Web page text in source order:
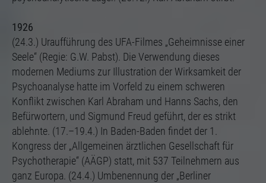
1926
(24.3.) Uraufführung des UFA-Filmes „Geheimnisse einer
Seele“ (Regie: G.W. Pabst). Die Verwendung dieses
modernen Mediums zur Illustration der Wirksamkeit der
Psychoanalyse hatte im Vorfeld zu einem schweren
Konflikt zwischen Karl Abraham und Hanns Sachs, den
Befürwortern, und Sigmund Freud geführt, der es strikt
ablehnte. (17.–19.4.) In Baden-Baden findet der 1.
Kongress der „Allgemeinen ärztlichen Gesellschaft für
Psychotherapie“ (AÄGP) statt, mit 537 Teilnehmern aus
ganz Europa. (24.4.) Umbenennung der „Berliner